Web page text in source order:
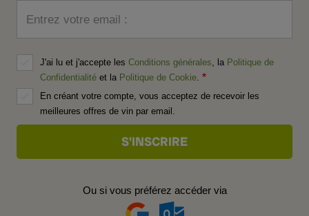
Entrez votre email :
J'ai lu et j'accepte les Conditions générales , la Politique de
Confidentialité et la Politique de Cookie
En créant votre compte, vous acceptez de recevoir les
meilleures offres de vin par email.
Ou si vous préférez accéder via